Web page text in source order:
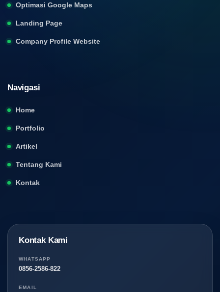
Optimasi Google Maps
Landing Page
Company Profile Website
Navigasi
Home
Portfolio
Artikel
Tentang Kami
Kontak
Kontak Kami
WHATSAPP
0856-2586-822
EMAIL